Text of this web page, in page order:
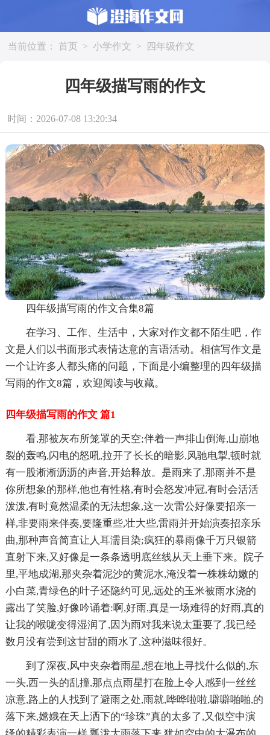
当前位置： 首页 > 小学作文 > 四年级作文
四年级描写雨的作文
时间：2026-07-08 13:20:34
四年级描写雨的作文合集8篇
在学习、工作、生活中，大家对作文都不陌生吧，作
文是人们以书面形式表情达意的言语活动。相信写作文是
一个让许多人都头痛的问题，下面是小编整理的四年级描
写雨的作文8篇，欢迎阅读与收藏。
四年级描写雨的作文 篇1
看,那被灰布所笼罩的天空;伴着一声排山倒海,山崩地
裂的轰鸣,闪电的怒吼,拉开了长长的暗影,风驰电掣,顿时就
有一股淅淅沥沥的声音,开始释放。是雨来了,那雨并不是
你所想象的那样,他也有性格,有时会怒发冲冠,有时会活活
泼泼,有时竟然温柔的无法想象,这一次雷公好像要招亲一
样,非要雨来伴奏,要隆重些,壮大些,雷雨并开始演奏招亲乐
曲,那种声音简直让人耳濡目染;疯狂的暴雨像千万只银箭
直射下来,又好像是一条条透明底丝线从天上垂下来。院子
里,平地成湖,那夹杂着泥沙的黄泥水,淹没着一株株幼嫩的
小白菜,青绿色的叶子还隐约可见,远处的玉米被雨水浇的
露出了笑脸,好像吟诵着:啊,好雨,真是一场难得的好雨,真的
让我的喉咙变得湿润了,因为雨对我来说太重要了,我已经
数月没有尝到这甘甜的雨水了,这种滋味很好。
到了深夜,风中夹杂着雨星,想在地上寻找什么似的,东
一头,西一头的乱撞,那点点雨星打在脸上令人感到一丝丝
凉意,路上的人找到了避雨之处,雨就,哗哗啦啦,噼噼啪啪,的
落下来,嫦娥在天上洒下的“珍珠”真的太多了,又似空中演